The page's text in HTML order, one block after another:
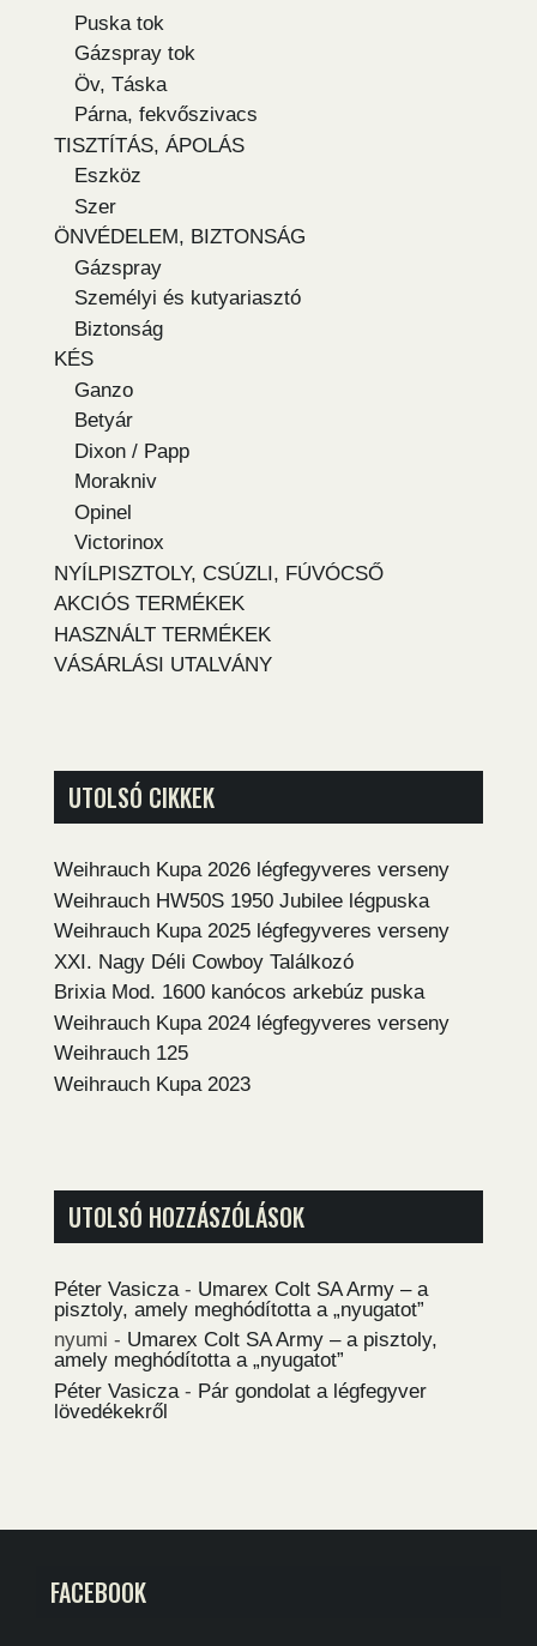
Puska tok
Gázspray tok
Öv, Táska
Párna, fekvőszivacs
TISZTÍTÁS, ÁPOLÁS
Eszköz
Szer
ÖNVÉDELEM, BIZTONSÁG
Gázspray
Személyi és kutyariasztó
Biztonság
KÉS
Ganzo
Betyár
Dixon / Papp
Morakniv
Opinel
Victorinox
NYÍLPISZTOLY, CSÚZLI, FÚVÓCSŐ
AKCIÓS TERMÉKEK
HASZNÁLT TERMÉKEK
VÁSÁRLÁSI UTALVÁNY
UTOLSÓ CIKKEK
Weihrauch Kupa 2026 légfegyveres verseny
Weihrauch HW50S 1950 Jubilee légpuska
Weihrauch Kupa 2025 légfegyveres verseny
XXI. Nagy Déli Cowboy Találkozó
Brixia Mod. 1600 kanócos arkebúz puska
Weihrauch Kupa 2024 légfegyveres verseny
Weihrauch 125
Weihrauch Kupa 2023
UTOLSÓ HOZZÁSZÓLÁSOK
Péter Vasicza - Umarex Colt SA Army – a
pisztoly, amely meghódította a „nyugatot”
nyumi - Umarex Colt SA Army – a pisztoly,
amely meghódította a „nyugatot”
Péter Vasicza - Pár gondolat a légfegyver
lövedékekről
FACEBOOK